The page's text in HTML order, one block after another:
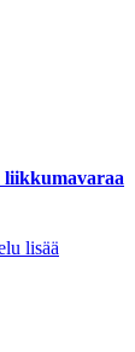
liikkumavaraa
lisää